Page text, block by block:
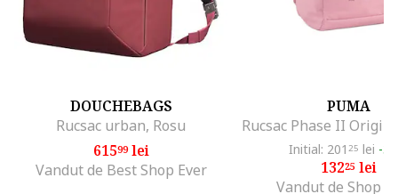
DOUCHEBAGS
Rucsac urban, Rosu
61599lei
Vandut de Best Shop Ever
PUMA
Initial: 201 25 lei -
13225lei
Vandut de Shop